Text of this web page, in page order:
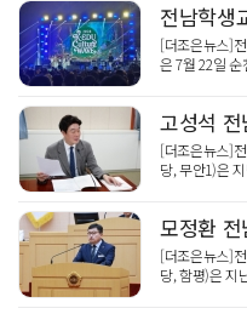
[더조은뉴스]
은 7월 22일
[더조은뉴스]
당, 무안1)은
[더조은뉴스]
당, 함평)은 지